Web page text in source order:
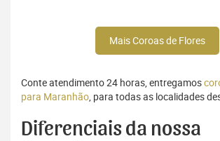
Mais Coroas de Flores
Conte atendimento 24 horas, entregamos
para Maranhão, para todas as localidades
Diferenciais da nossa